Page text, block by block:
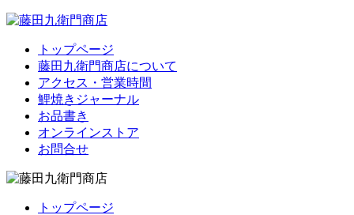
トップページ
藤田九衛門商店について
アクセス・営業時間
鯉焼きジャーナル
お品書き
オンラインストア
お問合せ
トップページ